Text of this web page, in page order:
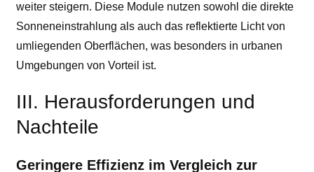
weiter steigern. Diese Module nutzen sowohl die direkte
Sonneneinstrahlung als auch das reflektierte Licht von
umliegenden Oberflächen, was besonders in urbanen
Umgebungen von Vorteil ist.
III. Herausforderungen und
Nachteile
Geringere Effizienz im Vergleich zur